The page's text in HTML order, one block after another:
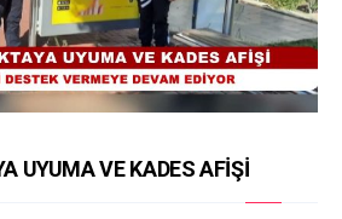
UYUMA VE KADES AFİŞİ